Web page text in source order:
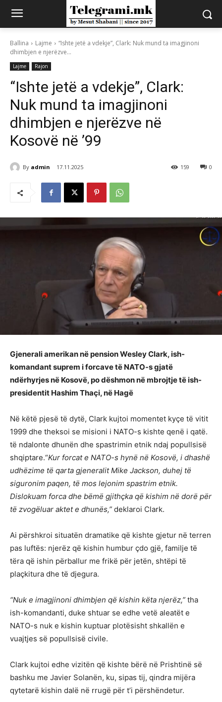
Ballina Lajme
“Ishte jetë a vdekje”, Clark: Nuk mund ta imagjinoni
dhimbjen e njerëzve...
Lajme Rajon
“Ishte jetë a vdekje”, Clark:
Nuk mund ta imagjinoni
dhimbjen e njerëzve në
Kosovë në ’99
By admin 17.11.2025 0
159
Gjenerali amerikan në pension Wesley Clark, ish-
komandant suprem i forcave të NATO-s gjatë
ndërhyrjes në Kosovë, po dëshmon në mbrojtje të ish-
presidentit Hashim Thaçi, në Hagë
Në këtë pjesë të dytë, Clark kujtoi momentet kyçe të vitit
1999 dhe theksoi se misioni i NATO-s kishte qenë i qatë.
të ndalonte dhunën dhe spastrimin etnik ndaj popullsisë
shqiptare.“Kur forcat e NATO-s hynë në Kosovë, i dhashë
udhëzime të qarta gjeneralit Mike Jackson, duhej të
siguronim paqen, të mos lejonim spastrim etnik.
Dislokuam forca dhe bëmë gjithçka që kishim në dorë për
të zvogëluar aktet e dhunës,” deklaroi Clark.
Ai përshkroi situatën dramatike që kishte gjetur në terren
pas luftës: njerëz që kishin humbur çdo gjë, familje të
tëra që ishin përballur me frikë për jetën, shtëpi të
plaçkitura dhe të djegura.
“Nuk e imagjinoni dhimbjen që kishin këta njerëz,” tha
ish-komandanti, duke shtuar se edhe vetë aleatët e
NATO-s nuk e kishin kuptuar plotësisht shkallën e
vuajtjes së popullsisë civile.
Clark kujtoi edhe vizitën që kishte bërë në Prishtinë së
bashku me Javier Solanën, ku, sipas tij, qindra mijëra
qytetarë kishin dalë në rrugë për t’i përshëndetur.